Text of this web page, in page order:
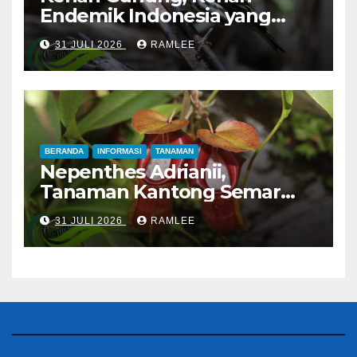
Endemik Indonesia yang
Sangat Sulit Dipelihara
31 JULI 2026 RAMLEE
BERANDA INFORMASI TANAMAN
Nepenthes Adrianii,
Tanaman Kantong Semar
Endemik Gunung Slamet
yang Semakin Langka
31 JULI 2026 RAMLEE